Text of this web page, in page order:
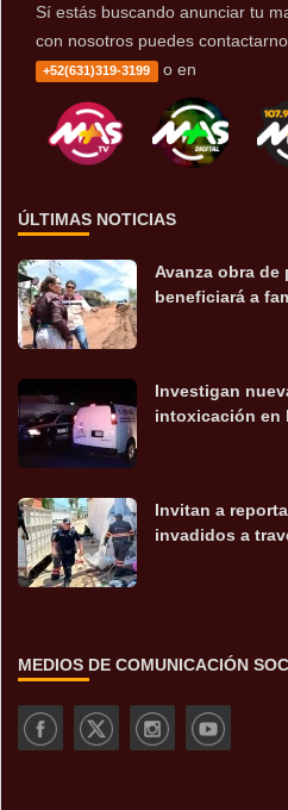
Sí estás buscando anunciar tu
con nosotros puedes
+52(631)319-3199 o en
ÚLTIMAS NOTICIAS
Avanza obra
beneficiará a
Investigan
intoxicación en
Invitan a
invadidos a
MEDIOS DE COMUNICACIÓN